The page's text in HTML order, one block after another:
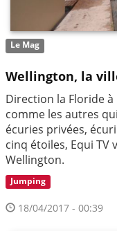
Le Mag
Wellington, la
Direction la Floride
comme les autres
écuries privées,
cinq étoiles, Equi TV
Wellington.
Jumping
18/04/2017 - 00:39